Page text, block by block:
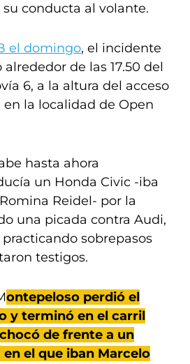
conducta al volante.
el domingo, el incidente
de las 17.50 del
6, a la altura del acceso
en la localidad de Open
hasta ahora
un Honda Civic -iba
Reidel- por la
una picada contra Audi,
sobrepasos
testigos.
ontepeloso perdió el
y terminó en el carril
de frente a un
el que iban Marcelo